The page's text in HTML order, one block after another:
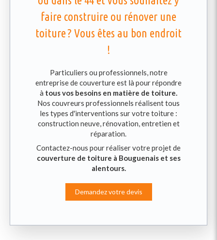
faire construire ou rénover une
toiture ? Vous êtes au bon endroit
!
Particuliers ou professionnels, notre
entreprise de couverture est là pour répondre
à tous vos besoins en matière de toiture.
Nos couvreurs professionnels réalisent tous
les types d'interventions sur votre toiture :
construction neuve, rénovation, entretien et
réparation.
Contactez-nous pour réaliser votre projet de
couverture de toiture à Bouguenais et ses
alentours.
Demandez votre devis